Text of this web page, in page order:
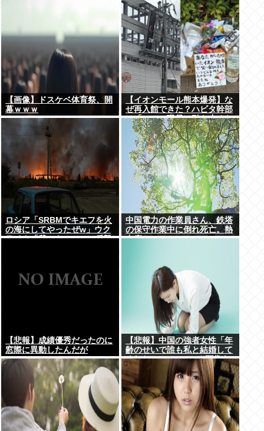
【画像】ドスケベ体育祭、開
幕ｗｗｗ
【イオンモール熊本爆発】な
ぜ再入館できた？ハビタ幹部
は「モール職員は引き止めな
かった」イオン「運用を徹底
できなかった可能性」
ロシア「SRBMでキエフを火
の海にしてやったぜw」ウク
ライナ「我々もSRBMで反撃
中国電力の作業員さん、鉄塔
の保守作業中に倒れ死亡。熱
中症か
【悲報】成績優秀だったのに
窓際に異動したんだが
【悲報】中国の強者女性「年
齢のせいで誰も私と結婚して
くれない！！」⇒ (※画像あ
り)